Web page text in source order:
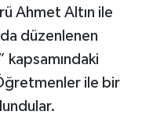
Ahmet Altın ile
düzenlenen
kapsamındaki
ile bir